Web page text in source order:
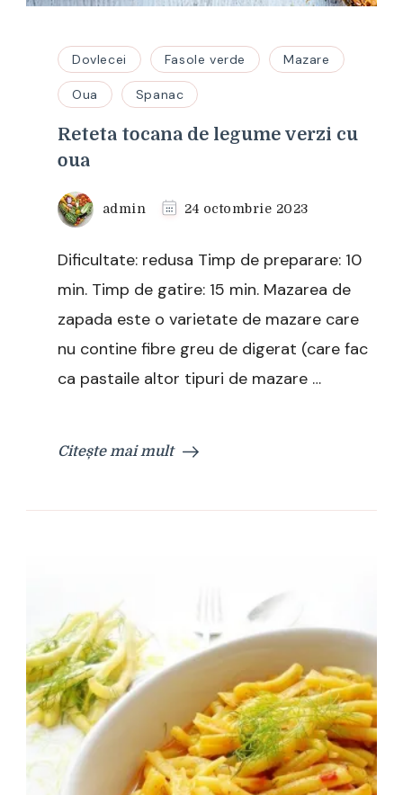
Dovlecei Fasole verde Mazare
Oua Spanac
Reteta tocana de legume verzi cu
oua
admin 24 octombrie 2023
Dificultate: redusa Timp de preparare: 10
min. Timp de gatire: 15 min. Mazarea de
zapada este o varietate de mazare care
nu contine fibre greu de digerat (care fac
ca pastaile altor tipuri de mazare …
Citește mai mult